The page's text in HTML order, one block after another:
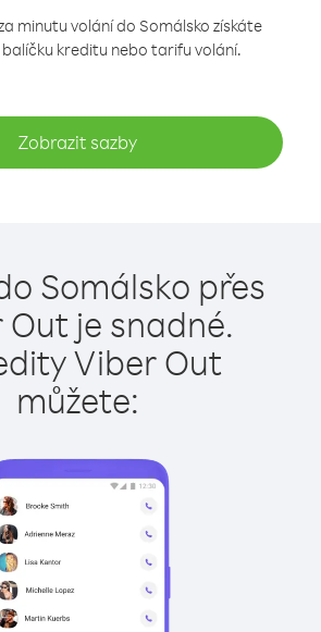
minutu volání do Somálsko získáte
kreditu nebo tarifu volání.
Zobrazit sazby
Somálsko přes
je snadné.
Viber Out
můžete: